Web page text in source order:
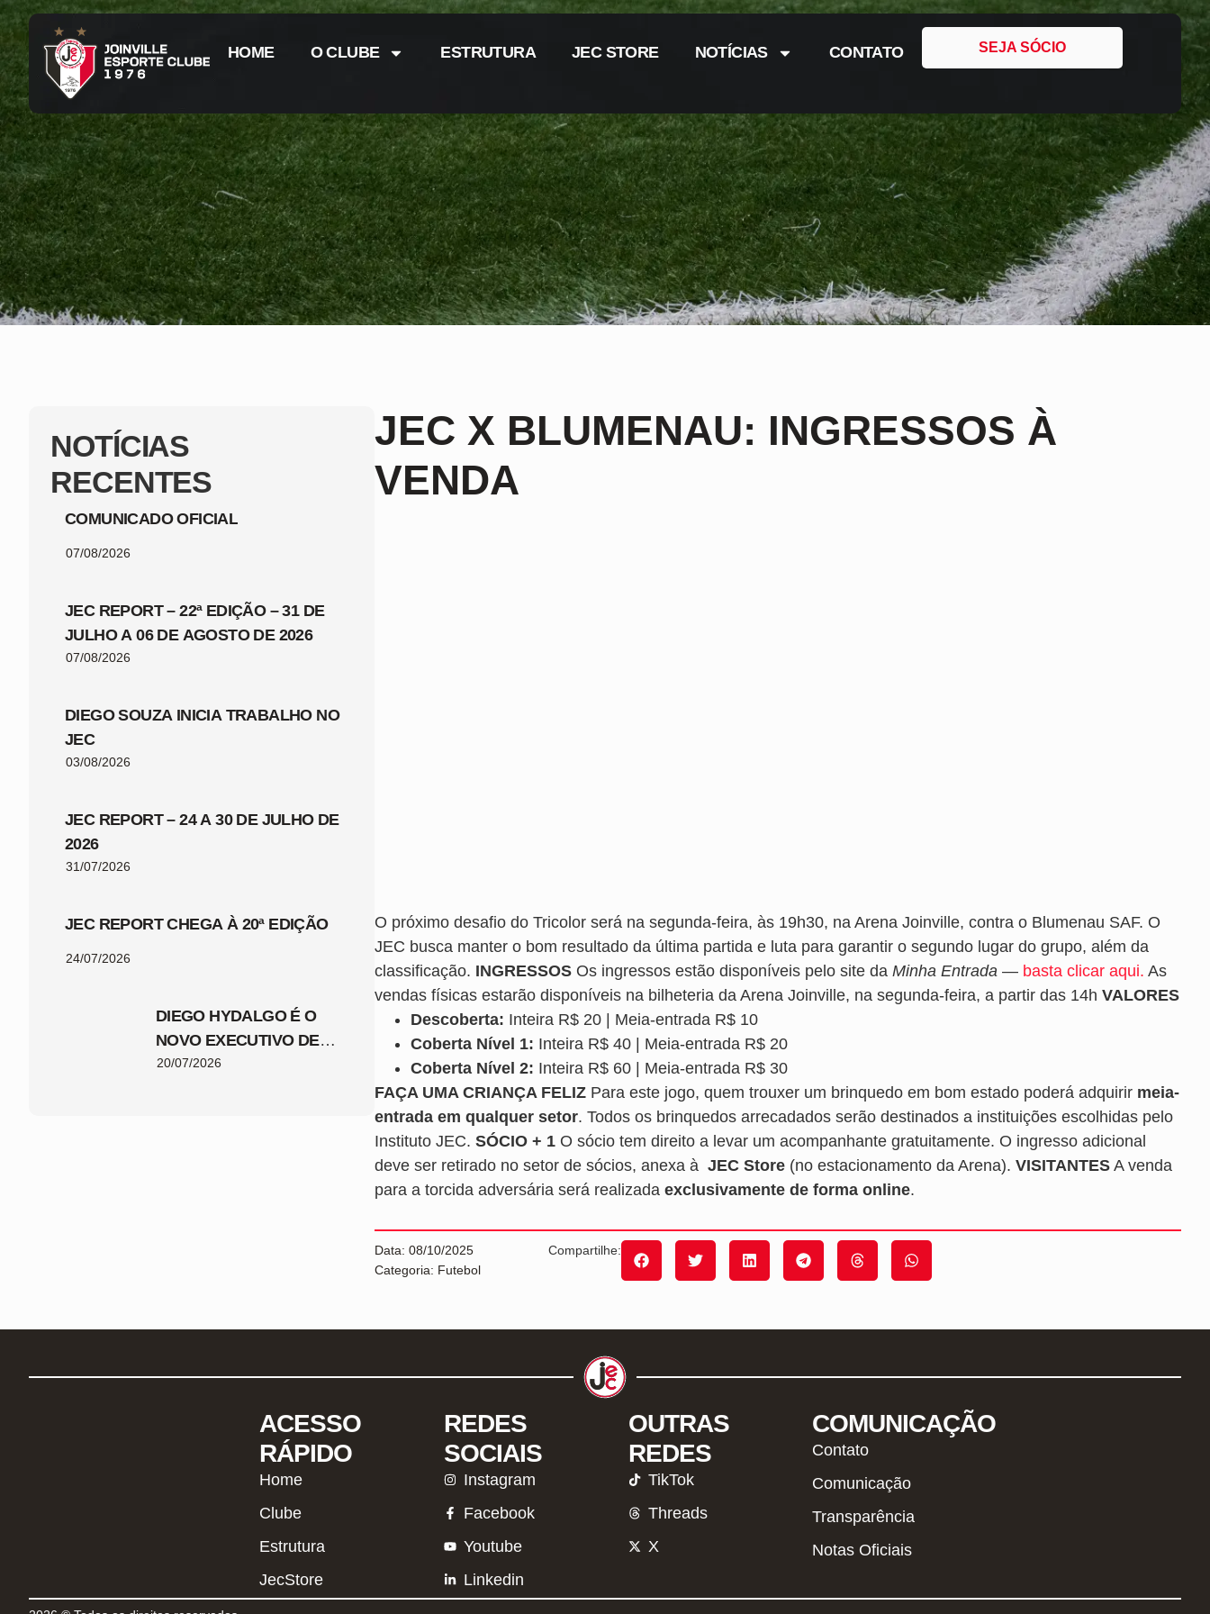
HOME O CLUBE ESTRUTURA JEC STORE NOTÍCIAS CONTATO SEJA SÓCIO
NOTÍCIAS
RECENTES
COMUNICADO OFICIAL
07/08/2026
JEC REPORT – 22ª EDIÇÃO – 31 DE
JULHO A 06 DE AGOSTO DE 2026
07/08/2026
DIEGO SOUZA INICIA TRABALHO NO
JEC
03/08/2026
JEC REPORT – 24 A 30 DE JULHO DE
2026
31/07/2026
JEC REPORT CHEGA À 20ª EDIÇÃO
24/07/2026
DIEGO HYDALGO É O
NOVO EXECUTIVO DE
FUTEBOL DO JEC
20/07/2026
JEC X BLUMENAU: INGRESSOS À
VENDA
O próximo desafio do Tricolor será na segunda-feira, às 19h30, na Arena Joinville, contra o Blumenau SAF. O
JEC busca manter o bom resultado da última partida e luta para garantir o segundo lugar do grupo, além da
classificação. INGRESSOS Os ingressos estão disponíveis pelo site da Minha Entrada — basta clicar aqui. As
vendas físicas estarão disponíveis na bilheteria da Arena Joinville, na segunda-feira, a partir das 14h VALORES
Descoberta: Inteira R$ 20 | Meia-entrada R$ 10
Coberta Nível 1: Inteira R$ 40 | Meia-entrada R$ 20
Coberta Nível 2: Inteira R$ 60 | Meia-entrada R$ 30
FAÇA UMA CRIANÇA FELIZ Para este jogo, quem trouxer um brinquedo em bom estado poderá adquirir meia-
entrada em qualquer setor. Todos os brinquedos arrecadados serão destinados a instituições escolhidas pelo
Instituto JEC. SÓCIO + 1 O sócio tem direito a levar um acompanhante gratuitamente. O ingresso adicional
deve ser retirado no setor de sócios, anexa à JEC Store (no estacionamento da Arena). VISITANTES A venda
para a torcida adversária será realizada exclusivamente de forma online.
Data: 08/10/2025
Categoria: Futebol
Compartilhe:
ACESSO
RÁPIDO
Home
Clube
Estrutura
JecStore
REDES
SOCIAIS
Instagram
Facebook
Youtube
Linkedin
OUTRAS
REDES
TikTok
Threads
X
COMUNICAÇÃO
Contato
Comunicação
Transparência
Notas Oficiais